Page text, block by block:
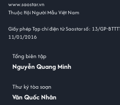
www.saostar.vn
Thuộc Hội Người Mẫu Việt Nam
Giấy phép Tạp chí điện tử Saostar số: 13/GP-
11/01/2016
Tổng biên tập
Nguyễn Quang Minh
Thư ký tòa soạn
Văn Quốc Nhân